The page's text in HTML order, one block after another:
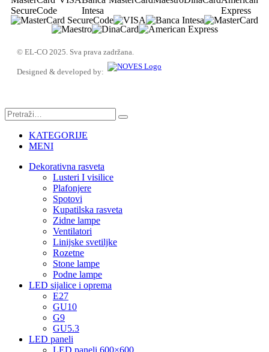
© EL-CO 2025. Sva prava zadržana.
Designed & developed by:
KATEGORIJE
MENI
Dekorativna rasveta
Lusteri I visilice
Plafonjere
Spotovi
Kupatilska rasveta
Zidne lampe
Ventilatori
Linijske svetiljke
Rozetne
Stone lampe
Podne lampe
LED sijalice i oprema
E27
GU10
G9
GU5.3
LED paneli
LED paneli 600×600